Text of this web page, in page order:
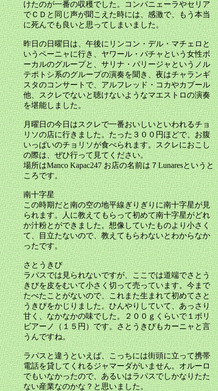
けたのが一番の収穫でした。コンパニェーラやセリア
でＣＤと同じ声が聞こえた時には、感激で、もう本当
に死んでも良いと思ってしまいました。
昨日の日曜日は、午後にリンコン・デル・マチェロと
いうペーニャに行き、ヤワール・パチャという女性ボ
ーカルのグループと、サリナ・パリージャというノル
テポトシ系のグループの演奏を聞き、夜はチャランギ
スタのコンサートで、アルフレッド・コカやカブール
他、スクレでないと聴けないようなマエストロの演奏
を堪能しました。
月曜日の今日はスクレで一番おいしいといわれるチョ
リソの店に行きました。たった３００円ほどで、お腹
いっぱいのチョリソが食べられます。スクレにおこし
の際は、ぜひ行って見てください。
場所はManco Kapac247 お店の名前は７Lunaresというと
ころです。
南十字星
この時期だと南の空の地平線ぎりぎりに南十字星が見
られます。人に教えてもらって初めて南十字星がどれ
か汁粉とができました。想像していたものより小さく
て、目立たないので、教えてもらわないとわからなか
ったです。
さとうきび
ラパスでは見られないですが、ここでは道端でさとう
きびを皮をむいて小さく切って売っています。今まで
たべたことがないので、これまた生まれて初めてさと
うきびをかじりました。ひんやりしていて、あっさり
甘く、なかなかの味でした。２００ｇくらいで１ボリ
ビアーノ（１５円）です。さとうきびもカーニャと言
うんですね。
ラパスと違うといえば、こっちには街頭に立って携帯
電話を貸してくれるジャマーダがいません。オルーロ
でもいなかったので、あるいはラパスでしかなりたた
ない産業なのかな？と思いました。